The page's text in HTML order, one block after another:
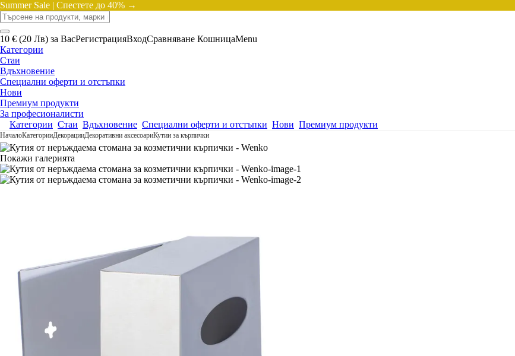
Summer Sale | Спестете до 40% →
10 € (20 Лв) за ВасРегистрацияВходСравняване КошницаMenu
Категории
Стаи
Вдъхновение
Специални оферти и отстъпки
Нови
Премиум продукти
За професионалисти
Категории Стаи Вдъхновение Специални оферти и отстъпки Нови Премиум продукти
НачалоКатегорииДекорацииДекоративни аксесоариКутии за кърпички
Покажи галерията